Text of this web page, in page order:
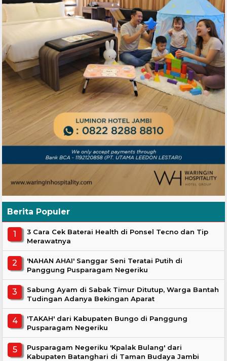
Berita Populer
3 Cara Cek Baterai Health di Ponsel Tecno dan Tip
Merawatnya
'NAHAN AHAI' Sanggar Seni Teratai Putih di
Panggung Pusparagam Negeriku
Sabung Ayam di Sabak Timur Ditutup, Warga Bantah
Tudingan Adanya Bekingan Aparat
'TAKAH' dari Kabupaten Bungo di Panggung
Pusparagam Negeriku
Pusparagam Negeriku 'Kpalak Bulang' dari
Kabupaten Batanghari di Taman Budaya Jambi